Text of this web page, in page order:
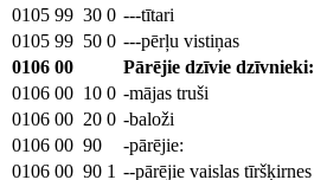
0105 99 30 0 ---tītari
0105 99 50 0 ---pērļu vistiņas
0106 00
Pārējie dzīvie dzīvnieki:
0106 00 10 0 -mājas truši
0106 00 20 0 -baloži
0106 00 90
-pārējie:
0106 00 90 1 --pārējie vaislas tīršķirnes